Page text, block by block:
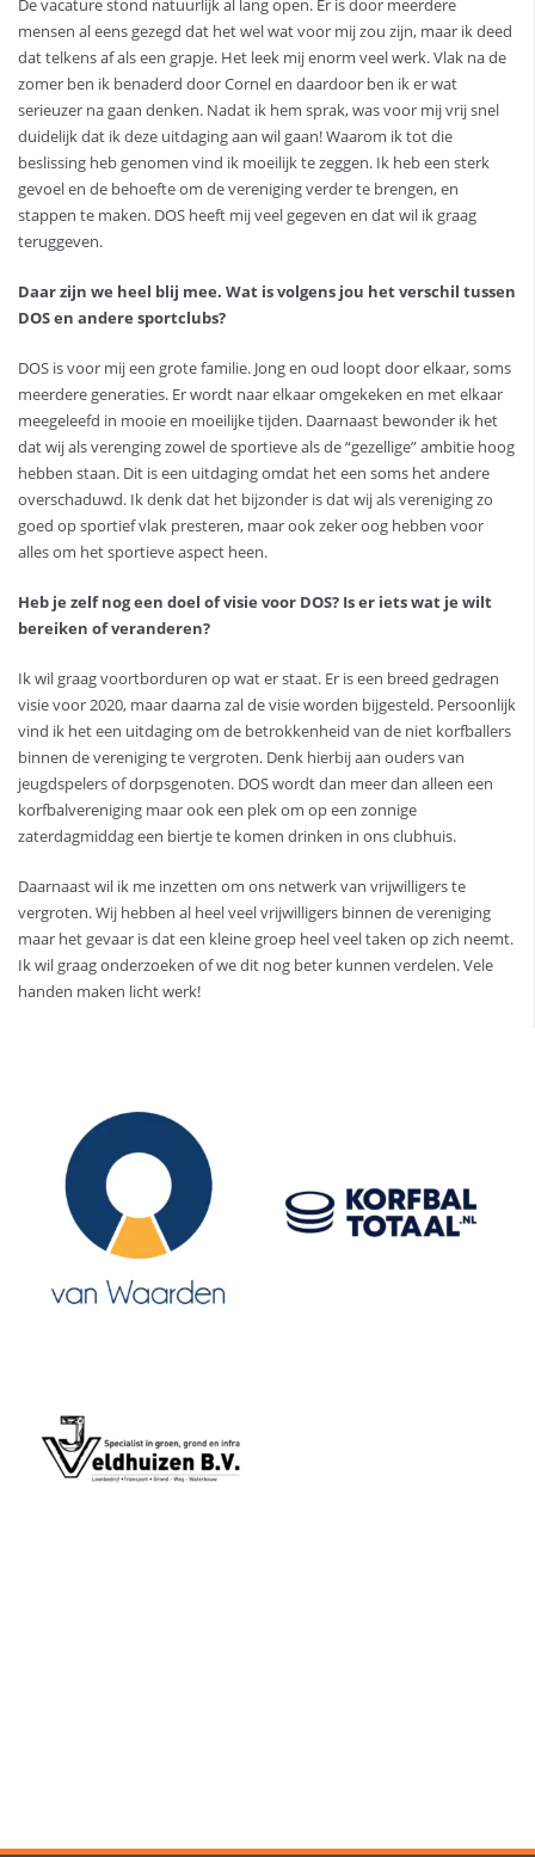
De vacature stond natuurlijk al lang open. Er is door meerdere
mensen al eens gezegd dat het wel wat voor mij zou zijn, maar ik deed
dat telkens af als een grapje. Het leek mij enorm veel werk. Vlak na de
zomer ben ik benaderd door Cornel en daardoor ben ik er wat
serieuzer na gaan denken. Nadat ik hem sprak, was voor mij vrij snel
duidelijk dat ik deze uitdaging aan wil gaan! Waarom ik tot die
beslissing heb genomen vind ik moeilijk te zeggen. Ik heb een sterk
gevoel en de behoefte om de vereniging verder te brengen, en
stappen te maken. DOS heeft mij veel gegeven en dat wil ik graag
teruggeven.
Daar zijn we heel blij mee. Wat is volgens jou het verschil tussen
DOS en andere sportclubs?
DOS is voor mij een grote familie. Jong en oud loopt door elkaar, soms
meerdere generaties. Er wordt naar elkaar omgekeken en met elkaar
meegeleefd in mooie en moeilijke tijden. Daarnaast bewonder ik het
dat wij als verenging zowel de sportieve als de “gezellige” ambitie hoog
hebben staan. Dit is een uitdaging omdat het een soms het andere
overschaduwd. Ik denk dat het bijzonder is dat wij als vereniging zo
goed op sportief vlak presteren, maar ook zeker oog hebben voor
alles om het sportieve aspect heen.
Heb je zelf nog een doel of visie voor DOS? Is er iets wat je wilt
bereiken of veranderen?
Ik wil graag voortborduren op wat er staat. Er is een breed gedragen
visie voor 2020, maar daarna zal de visie worden bijgesteld. Persoonlijk
vind ik het een uitdaging om de betrokkenheid van de niet korfballers
binnen de vereniging te vergroten. Denk hierbij aan ouders van
jeugdspelers of dorpsgenoten. DOS wordt dan meer dan alleen een
korfbalvereniging maar ook een plek om op een zonnige
zaterdagmiddag een biertje te komen drinken in ons clubhuis.
Daarnaast wil ik me inzetten om ons netwerk van vrijwilligers te
vergroten. Wij hebben al heel veel vrijwilligers binnen de vereniging
maar het gevaar is dat een kleine groep heel veel taken op zich neemt.
Ik wil graag onderzoeken of we dit nog beter kunnen verdelen. Vele
handen maken licht werk!